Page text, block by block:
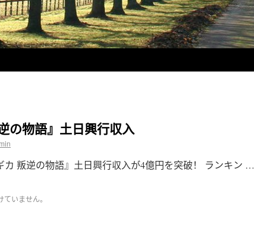
の物語』土日興行収入
叛逆の物語』土日興行収入が4億円を突破！ ランキン …
いません。